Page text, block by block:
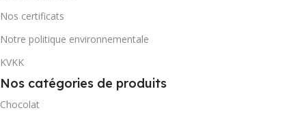
Nos certificats
Notre politique environnementale
KVKK
Nos catégories de produits
Chocolat